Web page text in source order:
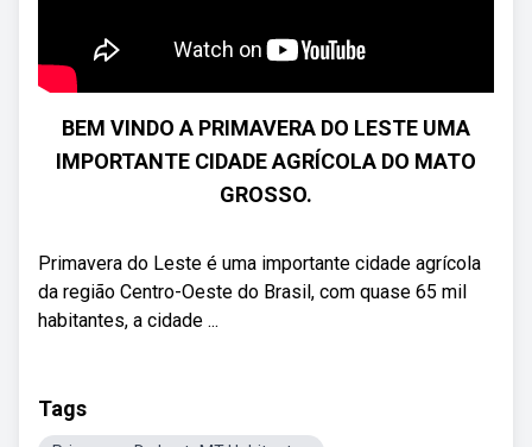
BEM VINDO A PRIMAVERA DO LESTE UMA
IMPORTANTE CIDADE AGRÍCOLA DO MATO
GROSSO.
Primavera do Leste é uma importante cidade agrícola
da região Centro-Oeste do Brasil, com quase 65 mil
habitantes, a cidade ...
Tags